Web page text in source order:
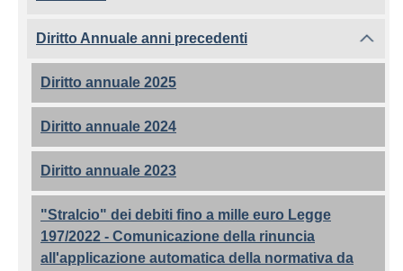
Diritto Annuale anni precedenti
Diritto annuale 2025
Diritto annuale 2024
Diritto annuale 2023
"Stralcio" dei debiti fino a mille euro Legge
197/2022 - Comunicazione della rinuncia
all'applicazione automatica della normativa da